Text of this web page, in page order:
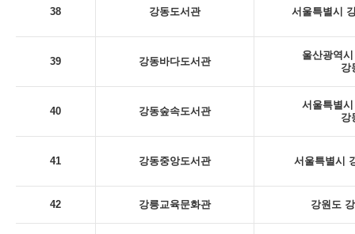
38 강동도서관 서울특별시
39 강동바다도서관
울산광역
강
40 강동숲속도서관
서울특별
강
41 강동중앙도서관 서울특별시
42 강릉교육문화관 강원도